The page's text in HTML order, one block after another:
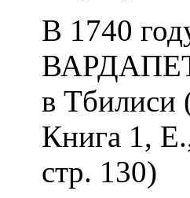
В 1740
ВАРДАПЕТ,
в Тбилиси
Книга 1,
стр. 130)